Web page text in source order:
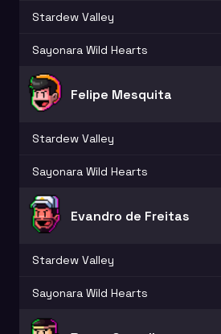
Stardew Valley
Sayonara Wild Hearts
Felipe Mesquita
Stardew Valley
Sayonara Wild Hearts
Evandro de Freitas
Stardew Valley
Sayonara Wild Hearts